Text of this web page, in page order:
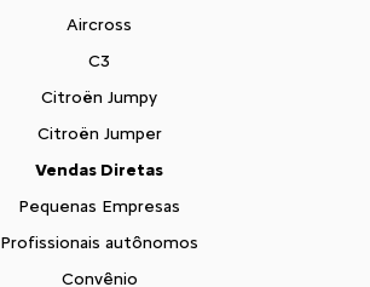
Aircross
C3
Citroën Jumpy
Citroën Jumper
Vendas Diretas
Pequenas Empresas
Profissionais autônomos
Convênio